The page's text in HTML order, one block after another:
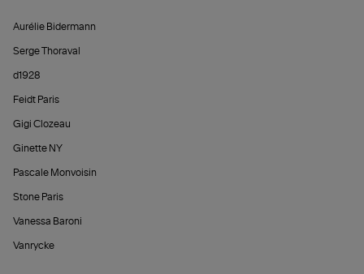
Aurélie Bidermann
Serge Thoraval
d1928
Feidt Paris
Gigi Clozeau
Ginette NY
Pascale Monvoisin
Stone Paris
Vanessa Baroni
Vanrycke